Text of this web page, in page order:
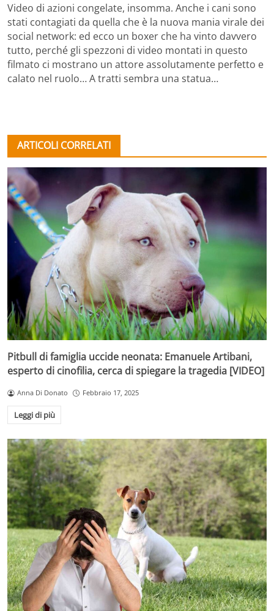
Video di azioni congelate, insomma. Anche i cani sono
stati contagiati da quella che è la nuova mania virale dei
social network: ed ecco un boxer che ha vinto davvero
tutto, perché gli spezzoni di video montati in questo
filmato ci mostrano un attore assolutamente perfetto e
calato nel ruolo… A tratti sembra una statua…
ARTICOLI CORRELATI
Pitbull di famiglia uccide neonata: Emanuele Artibani,
esperto di cinofilia, cerca di spiegare la tragedia [VIDEO]
Anna Di Donato Febbraio 17, 2025
Leggi di più